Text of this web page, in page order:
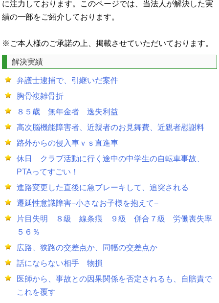
に注力しております。このページでは、当法人が解決した実
績の一部をご紹介しております。
※ご本人様のご承諾の上、掲載させていただいております。
解決実績
弁護士逮捕で、引継いだ案件
胸骨複雑骨折
８５歳 無年金者 逸失利益
高次脳機能障害者、近親者のお見舞費、近親者慰謝料
路外からの侵入車ｖｓ直進車
休日 クラブ活動に行く途中の中学生の自転車事故、
PTAってすごい！
進路変更した直後に急ブレーキして、追突される
遷延性意識障害−小さなお子様を抱えて−
片目失明 ８級 線条痕 ９級 併合７級 労働喪失率
５６％
広路、狭路の交差点か、同幅の交差点か
話にならない相手 物損
医師から、事故との因果関係を否定されるも、自賠責で
これを覆す